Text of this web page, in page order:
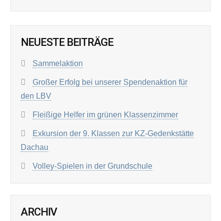
NEUESTE BEITRÄGE
Sammelaktion
Großer Erfolg bei unserer Spendenaktion für
den LBV
Fleißige Helfer im grünen Klassenzimmer
Exkursion der 9. Klassen zur KZ-Gedenkstätte
Dachau
Volley-Spielen in der Grundschule
ARCHIV